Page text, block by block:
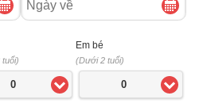
về
0
Em bé
(Dưới 2 tuổi)
0